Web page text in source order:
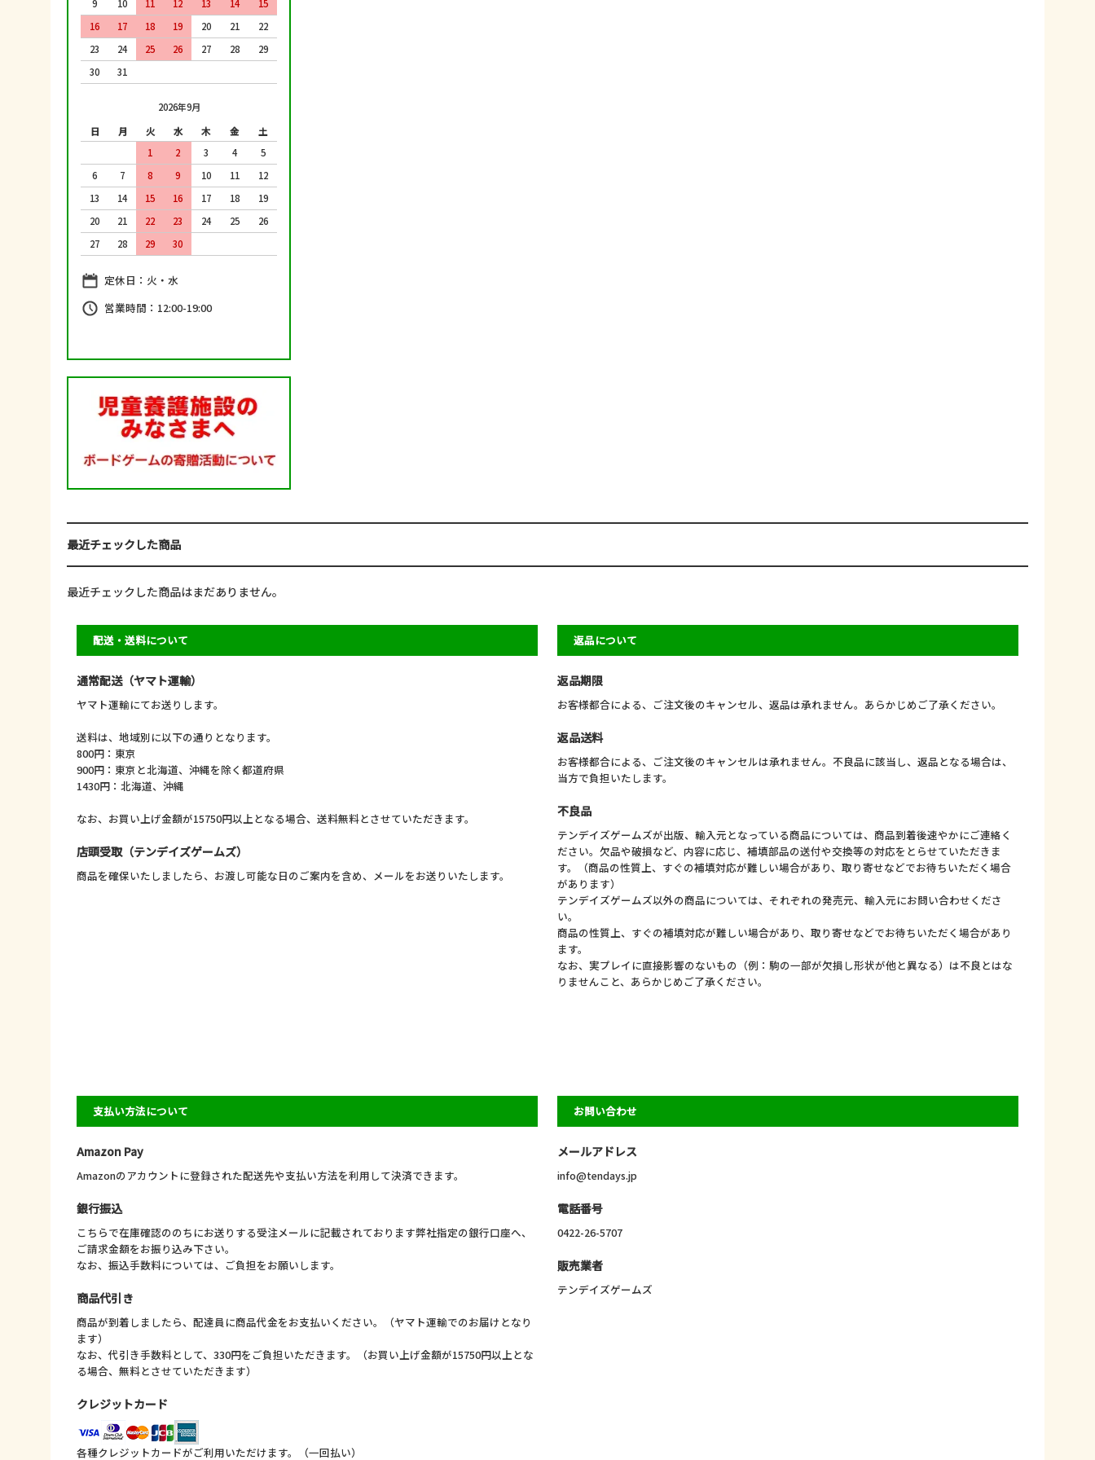
9
10 11 12 13 14
15
16
17 18 19 20 21
22
23
24 25 26 27 28
29
30
31
2026年9月
日
月 火 水 木 金
土
1
2 3 4
5
6
7 8 9 10 11
12
13
14 15 16 17 18
19
20
21 22 23 24 25
26
27
28 29 30
定休日：火・水
営業時間：12:00-19:00
最近チェックした商品
最近チェックした商品はまだありません。
配送・送料について
通常配送（ヤマト運輸）
ヤマト運輸にてお送りします。
送料は、地域別に以下の通りとなります。
800円：東京
900円：東京と北海道、沖縄を除く都道府県
1430円：北海道、沖縄
なお、お買い上げ金額が15750円以上となる場合、送料無料とさせていただきます。
店頭受取（テンデイズゲームズ）
商品を確保いたしましたら、お渡し可能な日のご案内を含め、メールをお送りいたします。
返品について
返品期限
お客様都合による、ご注文後のキャンセル、返品は承れません。あらかじめご了承ください。
返品送料
お客様都合による、ご注文後のキャンセルは承れません。不良品に該当し、返品となる場合は、
当方で負担いたします。
不良品
テンデイズゲームズが出版、輸入元となっている商品については、商品到着後速やかにご連絡く
ださい。欠品や破損など、内容に応じ、補填部品の送付や交換等の対応をとらせていただきま
す。（商品の性質上、すぐの補填対応が難しい場合があり、取り寄せなどでお待ちいただく場合
があります）
テンデイズゲームズ以外の商品については、それぞれの発売元、輸入元にお問い合わせくださ
い。
商品の性質上、すぐの補填対応が難しい場合があり、取り寄せなどでお待ちいただく場合があり
ます。
なお、実プレイに直接影響のないもの（例：駒の一部が欠損し形状が他と異なる）は不良とはな
りませんこと、あらかじめご了承ください。
支払い方法について
Amazon Pay
Amazonのアカウントに登録された配送先や支払い方法を利用して決済できます。
銀行振込
こちらで在庫確認ののちにお送りする受注メールに記載されております弊社指定の銀行口座へ、
ご請求金額をお振り込み下さい。
なお、振込手数料については、ご負担をお願いします。
商品代引き
商品が到着しましたら、配達員に商品代金をお支払いください。（ヤマト運輸でのお届けとなり
ます）
なお、代引き手数料として、330円をご負担いただきます。（お買い上げ金額が15750円以上とな
る場合、無料とさせていただきます）
クレジットカード
各種クレジットカードがご利用いただけます。（一回払い）
お問い合わせ
メールアドレス
info@tendays.jp
電話番号
0422-26-5707
販売業者
テンデイズゲームズ